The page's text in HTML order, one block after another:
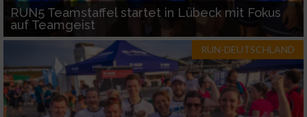
RUN5 Teamstaffel startet in Lübeck mit Fokus
auf Teamgeist
RUN-DEUTSCHLAND